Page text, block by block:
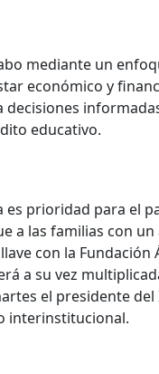
mediante un
económico y
educativo.
prioridad para el
a las familias con
con la
a su vez
el presidente del
interinstitucional.